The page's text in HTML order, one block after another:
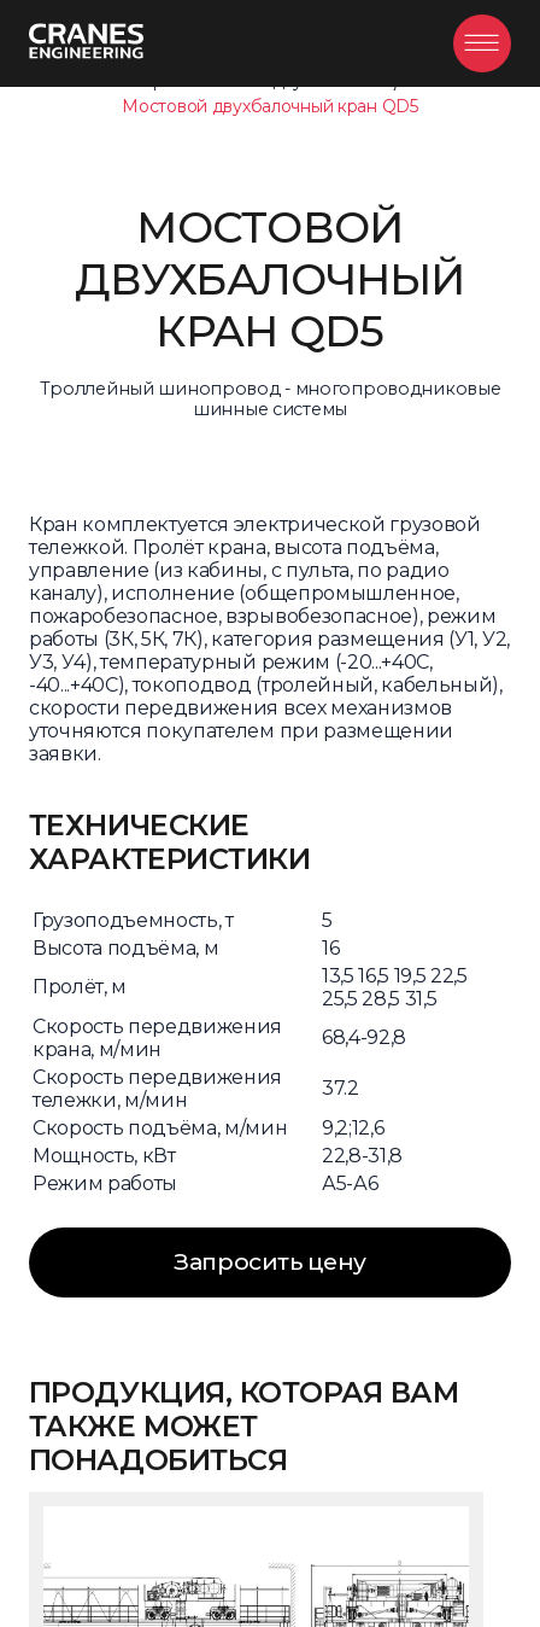
Главная
/
Мостовой двухбалочный кран QD5
МОСТОВОЙ
ДВУХБАЛОЧНЫЙ
КРАН QD5
Троллейный шинопровод - многопроводниковые
шинные системы
Кран комплектуется электрической грузовой
тележкой. Пролёт крана, высота подъёма,
управление (из кабины, с пульта, по радио
каналу), исполнение (общепромышленное,
пожаробезопасное, взрывобезопасное), режим
работы (3К, 5К, 7К), категория размещения (У1, У2,
У3, У4), температурный режим (-20...+40С,
-40...+40С), токоподвод (тролейный, кабельный),
скорости передвижения всех механизмов
уточняются покупателем при размещении
заявки.
ТЕХНИЧЕСКИЕ
ХАРАКТЕРИСТИКИ
Грузоподъемность, т
5
Высота подъёма, м
16
Пролёт, м
13,5 16,5 19,5 22,5
25,5 28,5 31,5
Скорость передвижения
крана, м/мин
68,4-92,8
Скорость передвижения
тележки, м/мин
37.2
Скорость подъёма, м/мин
9,2;12,6
Мощность, кВт
22,8-31,8
Режим работы
А5-А6
Запросить цену
ПРОДУКЦИЯ, КОТОРАЯ ВАМ
ТАКЖЕ МОЖЕТ
ПОНАДОБИТЬСЯ